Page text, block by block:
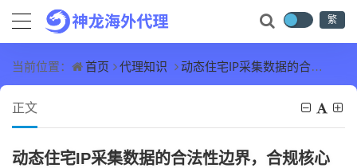
繁
当前位置： 首页 代理知识 动态住宅IP采集数据的合法性边界，合规核心条件是什么
正文
动态住宅IP采集数据的合法性边界，合规核心